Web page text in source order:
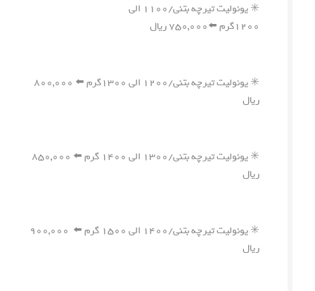
✳️ یونولیت تیرچه بتنی/۱۱۰۰ الی
۱۲۰۰گرم ⬅️۷۵۰,۰۰۰ ریال
✳️ یونولیت تیرچه بتنی/۱۲۰۰ الی ۱۳۰۰گرم ⬅️ ۸۰۰,۰۰۰
ریال
✳️ یونولیت تیرچه بتنی/۱۳۰۰ الی ۱۴۰۰ گرم ⬅️ ۸۵۰,۰۰۰
ریال
✳️ یونولیت تیرچه بتنی/۱۴۰۰ الی ۱۵۰۰ گرم ⬅️ ۹۰۰,۰۰۰
ریال